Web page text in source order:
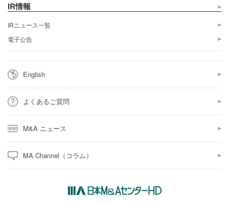
IR情報
IRニュース一覧
電子公告
English
よくあるご質問
M&A ニュース
MA Channel（コラム）